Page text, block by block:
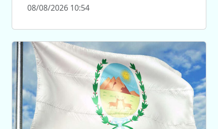
08/08/2026 10:54